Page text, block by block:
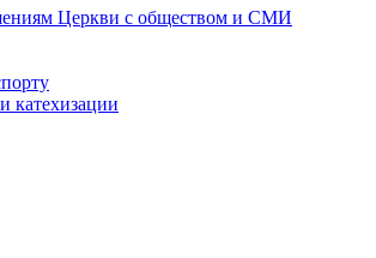
Церкви с обществом и СМИ
катехизации